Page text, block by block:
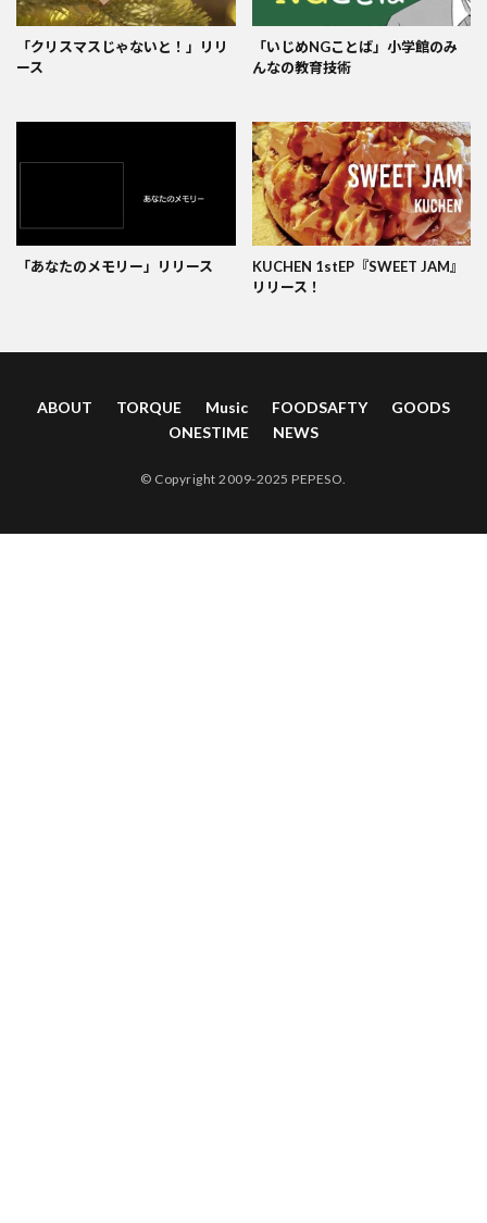
「クリスマスじゃないと！」リリ
ース
「いじめNGことば」小学館のみ
んなの教育技術
「あなたのメモリー」リリース
KUCHEN 1stEP『SWEET JAM』
リリース！
ABOUT TORQUE Music FOODSAFTY
GOODS
ONESTIME
NEWS
© Copyright 2009-2025 PEPESO.